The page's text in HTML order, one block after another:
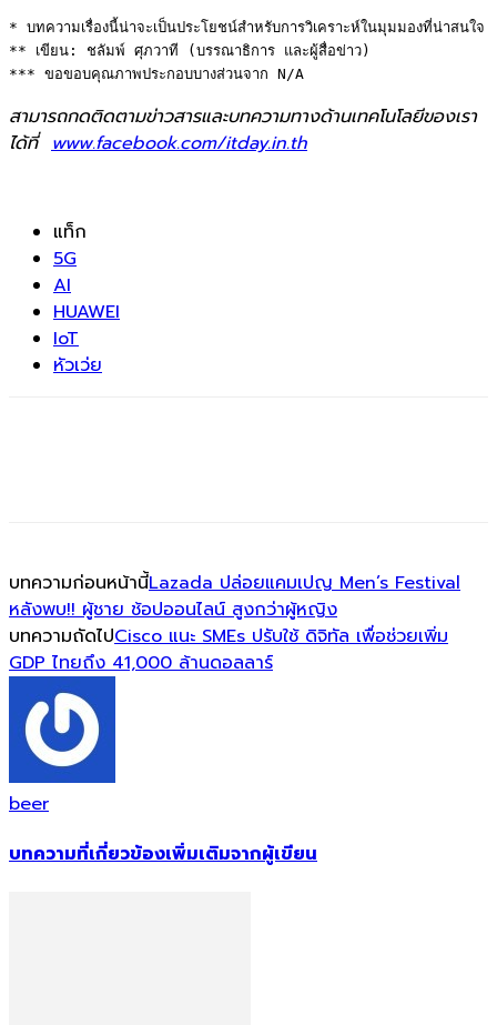
* บทความเรื่องนี้น่าจะเป็นประโยชน์สำหรับการวิเคราะห์ในมุมมองที่น่าสนใจ
** เขียน: ชลัมพ์ ศุภวาที (บรรณาธิการ และผู้สื่อข่าว)
*** ขอขอบคุณภาพประกอบบางส่วนจาก N/A
สามารถกดติดตามข่าวสารและบทความทางด้านเทคโนโลยีของเรา
ได้ที่ www.facebook.com/itday.in.th
แท็ก
5G
AI
HUAWEI
IoT
หัวเว่ย
บทความก่อนหน้านี้Lazada ปล่อยแคมเปญ Men’s Festival
หลังพบ!! ผู้ชาย ช้อปออนไลน์ สูงกว่าผู้หญิง
บทความถัดไปCisco แนะ SMEs ปรับใช้ ดิจิทัล เพื่อช่วยเพิ่ม
GDP ไทยถึง 41,000 ล้านดอลลาร์
beer
บทความที่เกี่ยวข้องเพิ่มเติมจากผู้เขียน